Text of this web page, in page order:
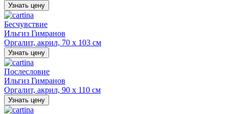
Узнать цену
Бесчувствие
Ильгиз Гимранов
Оргалит, акрил, 70 х 103 см
Узнать цену
Послесловие
Ильгиз Гимранов
Оргалит, акрил, 90 х 110 см
Узнать цену